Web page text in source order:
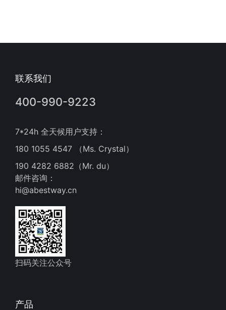
联系我们
400-990-9223
7*24h 全天候用户支持：
180 1055 4547 （Ms. Crystal）
190 4282 6882（Mr. du）
邮件咨询：
hi@abestway.cn
扫码关注公众号
产品